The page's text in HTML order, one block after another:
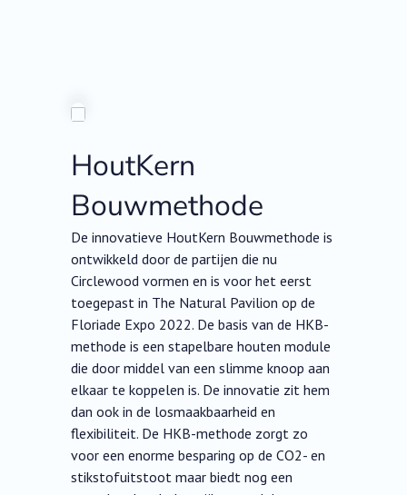
HoutKern
Bouwmethode
De innovatieve HoutKern Bouwmethode is
ontwikkeld door de partijen die nu
Circlewood vormen en is voor het eerst
toegepast in The Natural Pavilion op de
Floriade Expo 2022. De basis van de HKB-
methode is een stapelbare houten module
die door middel van een slimme knoop aan
elkaar te koppelen is. De innovatie zit hem
dan ook in de losmaakbaarheid en
flexibiliteit. De HKB-methode zorgt zo
voor een enorme besparing op de CO2- en
stikstofuitstoot maar biedt nog een